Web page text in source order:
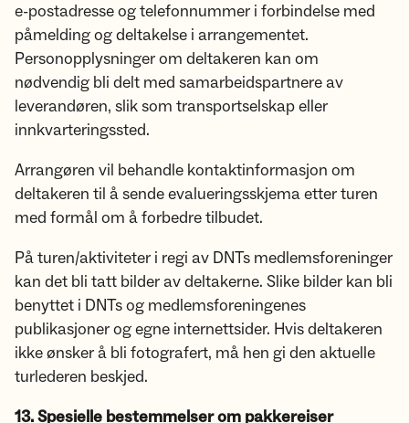
e-postadresse og telefonnummer i forbindelse med
påmelding og deltakelse i arrangementet.
Personopplysninger om deltakeren kan om
nødvendig bli delt med samarbeidspartnere av
leverandøren, slik som transportselskap eller
innkvarteringssted.
Arrangøren vil behandle kontaktinformasjon om
deltakeren til å sende evalueringsskjema etter turen
med formål om å forbedre tilbudet.
På turen/aktiviteter i regi av DNTs medlemsforeninger
kan det bli tatt bilder av deltakerne. Slike bilder kan bli
benyttet i DNTs og medlemsforeningenes
publikasjoner og egne internettsider. Hvis deltakeren
ikke ønsker å bli fotografert, må hen gi den aktuelle
turlederen beskjed.
13. Spesielle bestemmelser om pakkereiser